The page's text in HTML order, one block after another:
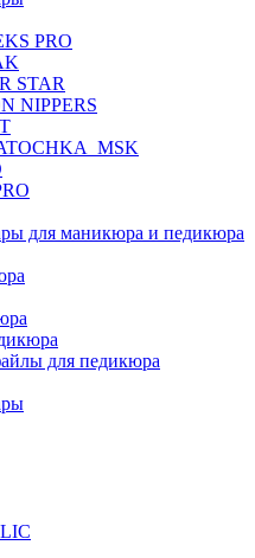
PRO
STAR
NIPPERS
для маникюра и педикюра
для педикюра